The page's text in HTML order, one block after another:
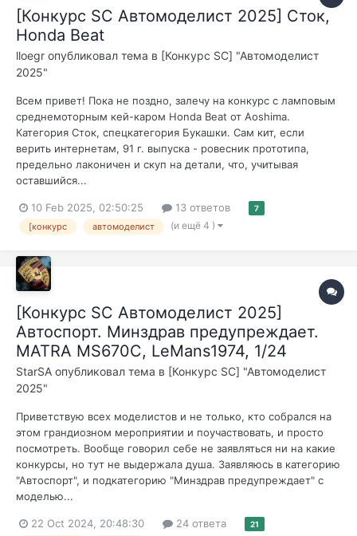
[Конкурс SC Автомоделист 2025] Сток,
Honda Beat
lloegr опубликовал тема в [Конкурс SC] "Автомоделист
2025"
Всем привет! Пока не поздно, залечу на конкурс с ламповым
среднемоторным кей-каром Honda Beat от Aoshima.
Категория Сток, спецкатегория Букашки. Сам кит, если
верить интернетам, 91 г. выпуска - ровесник прототипа,
предельно лаконичен и скуп на детали, что, учитывая
оставшийся...
10 Feb 2025, 02:50:25 13 ответов 7
[конкурс автомоделист (и ещё 4 )
[Конкурс SC Автомоделист 2025]
Автоспорт. Минздрав предупреждает.
MATRA MS670C, LeMans1974, 1/24
StarSA опубликовал тема в [Конкурс SC] "Автомоделист
2025"
Приветствую всех моделистов и не только, кто собрался на
этом грандиозном мероприятии и поучаствовать, и просто
посмотреть. Вообще говорил себе не заявляться ни на какие
конкурсы, но тут не выдержала душа. Заявляюсь в категорию
"Автоспорт", и подкатегорию "Минздрав предупреждает" с
моделью...
22 Oct 2024, 20:48:30 24 ответа 21